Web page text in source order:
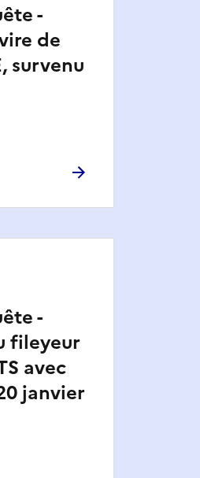
-
de
survenu
-
fileyeur
avec
janvier